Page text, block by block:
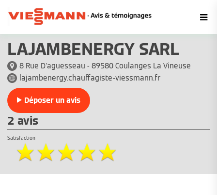
LAJAMBENERGY SARL
8 Rue D'aguesseau - 89580 Coulanges La Vineuse
lajambenergy.chauffagiste-viessmann.fr
Déposer un avis
2 avis
Satisfaction